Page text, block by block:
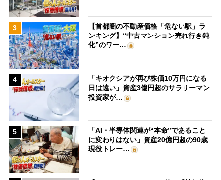
3
【首都圏の不動産価格「危ない駅」ラ
ンキング】“中古マンション売れ行き鈍
化”のワー…
4
「キオクシアが再び株価10万円になる
日は遠い」資産3億円超のサラリーマン
投資家が…
5
「AI・半導体関連が“本命”であること
に変わりはない」資産20億円超の90歳
現役トレー…